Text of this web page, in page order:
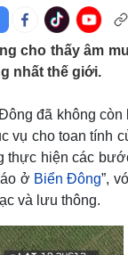
máy
cho thấy âm
nhất thế giới.
đã không còn
vụ cho toan tính
thực hiện các
ở Biển Đông”,
và lưu thông.